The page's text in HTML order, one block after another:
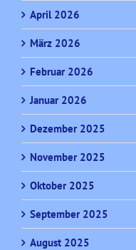
April 2026
März 2026
Februar 2026
Januar 2026
Dezember 2025
November 2025
Oktober 2025
September 2025
August 2025